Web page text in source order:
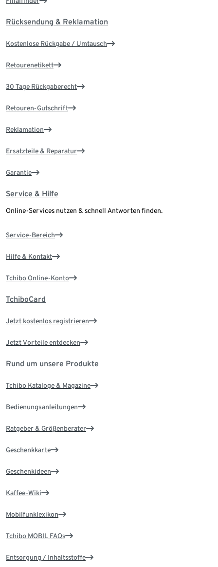
Rücksendung & Reklamation
Kostenlose Rückgabe / Umtausch
Retourenetikett
30 Tage Rückgaberecht
Retouren-Gutschrift
Reklamation
Ersatzteile & Reparatur
Garantie
Service & Hilfe
Online-Services nutzen & schnell Antworten finden.
Service-Bereich
Hilfe & Kontakt
Tchibo Online-Konto
TchiboCard
Jetzt kostenlos registrieren
Jetzt Vorteile entdecken
Rund um unsere Produkte
Tchibo Kataloge & Magazine
Bedienungsanleitungen
Ratgeber & Größenberater
Geschenkkarte
Geschenkideen
Kaffee-Wiki
Mobilfunklexikon
Tchibo MOBIL FAQs
Entsorgung / Inhaltsstoffe